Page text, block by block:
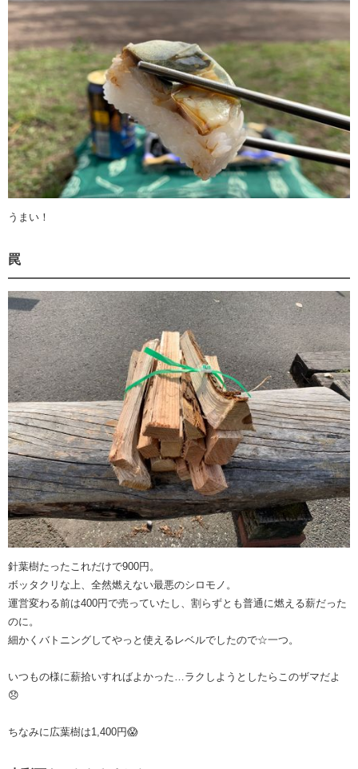
うまい！
罠
針葉樹たったこれだけで900円。
ボッタクリな上、全然燃えない最悪のシロモノ。
運営変わる前は400円で売っていたし、割らずとも普通に燃える薪だった
のに。
細かくバトニングしてやっと使えるレベルでしたので☆一つ。
いつもの様に薪拾いすればよかった…ラクしようとしたらこのザマだよ
😞
ちなみに広葉樹は1,400円😱